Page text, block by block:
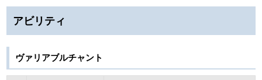
アビリティ
ヴァリアブルチャント